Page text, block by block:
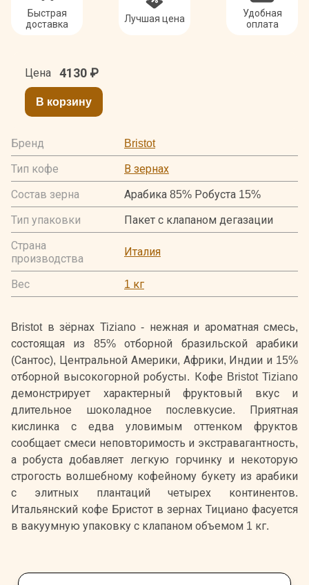
Быстрая
доставка
Лучшая цена
Удобная
оплата
Цена 4130 ₽
В корзину
Бренд
Bristot
Тип кофе
В зернах
Состав зерна
Арабика 85% Робуста 15%
Тип упаковки
Пакет с клапаном дегазации
Страна
производства
Италия
Вес 1 кг
Bristot в зёрнах Tiziano - нежная и ароматная смесь,
состоящая из 85% отборной бразильской арабики
(Сантос), Центральной Америки, Африки, Индии и 15%
отборной высокогорной робусты. Кофе Bristot Tiziano
демонстрирует характерный фруктовый вкус и
длительное шоколадное послевкусие. Приятная
кислинка с едва уловимым оттенком фруктов
сообщает смеси неповторимость и экстравагантность,
а робуста добавляет легкую горчинку и некоторую
строгость волшебному кофейному букету из арабики
с элитных плантаций четырех континентов.
Итальянский кофе Бристот в зернах Тициано фасуется
в вакуумную упаковку с клапаном объемом 1 кг.